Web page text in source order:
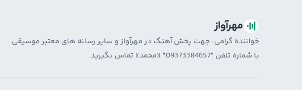
مهرآواز
خواننده گرامی: جهت پخش آهنگ در مهرآواز و سایر رسانه های معتبر موسیقی
با شماره تلفن "09373384657" «محمد» تماس بگیرید.